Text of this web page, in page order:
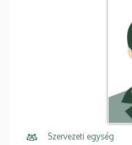
Szervezeti egység